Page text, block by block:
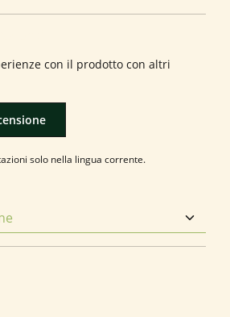
con il prodotto con altri
solo nella lingua corrente.